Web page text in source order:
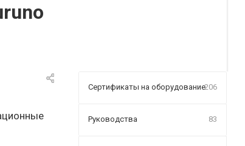
Сертификаты на оборудование206
Руководства 83